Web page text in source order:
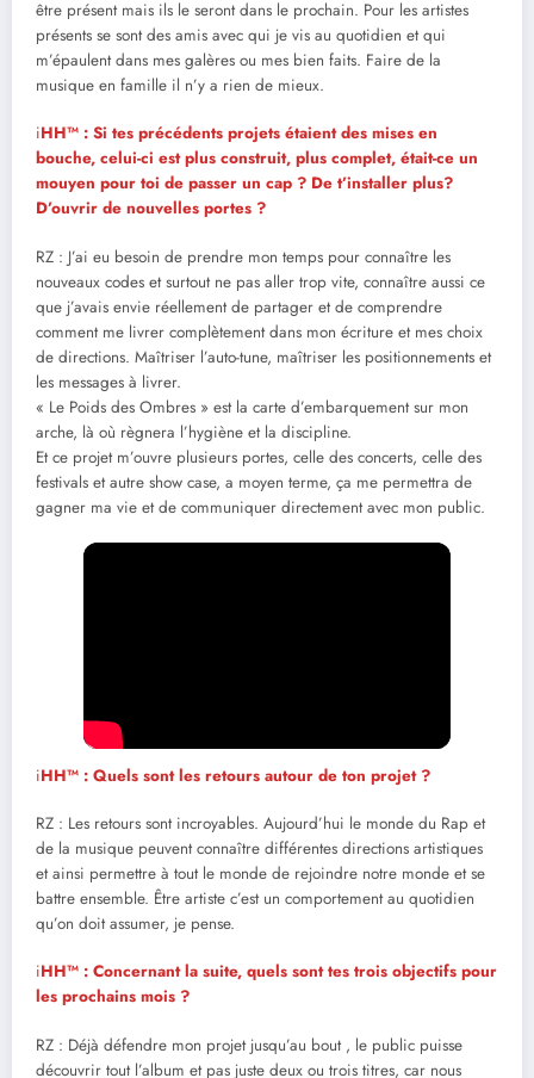
être présent mais ils le seront dans le prochain. Pour les artistes
présents se sont des amis avec qui je vis au quotidien et qui
m’épaulent dans mes galères ou mes bien faits. Faire de la
musique en famille il n’y a rien de mieux.
iHH™ : Si tes précédents projets étaient des mises en
bouche, celui-ci est plus construit, plus complet, était-ce un
mouyen pour toi de passer un cap ? De t’installer plus?
D’ouvrir de nouvelles portes ?
RZ : J’ai eu besoin de prendre mon temps pour connaître les
nouveaux codes et surtout ne pas aller trop vite, connaître aussi ce
que j’avais envie réellement de partager et de comprendre
comment me livrer complètement dans mon écriture et mes choix
de directions. Maîtriser l’auto-tune, maîtriser les positionnements et
les messages à livrer.
« Le Poids des Ombres » est la carte d’embarquement sur mon
arche, là où règnera l’hygiène et la discipline.
Et ce projet m’ouvre plusieurs portes, celle des concerts, celle des
festivals et autre show case, a moyen terme, ça me permettra de
gagner ma vie et de communiquer directement avec mon public.
iHH™ : Quels sont les retours autour de ton projet ?
RZ : Les retours sont incroyables. Aujourd’hui le monde du Rap et
de la musique peuvent connaître différentes directions artistiques
et ainsi permettre à tout le monde de rejoindre notre monde et se
battre ensemble. Être artiste c’est un comportement au quotidien
qu’on doit assumer, je pense.
iHH™ : Concernant la suite, quels sont tes trois objectifs pour
les prochains mois ?
RZ : Déjà défendre mon projet jusqu’au bout , le public puisse
découvrir tout l’album et pas juste deux ou trois titres, car nous